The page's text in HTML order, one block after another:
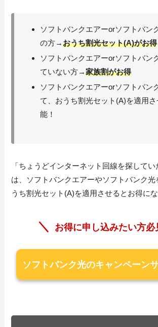
ソフトバンクエアーorソフトバン
の方→おうち割光セット(A)がお得
ソフトバンクエアーorソフトバン
ていない方→家族割がお得
ソフトバンクエアーorソフトバン
て、おうち割光セット(A)を適用
能！
「ちょうどインターネット回線を探して
は、ソフトバンクエアーやソフトバンク光
うち割光セット(A)を適用させるとお得にな
＼ お得に申し込みたい方必
ソフトバンク光のキャンペーン